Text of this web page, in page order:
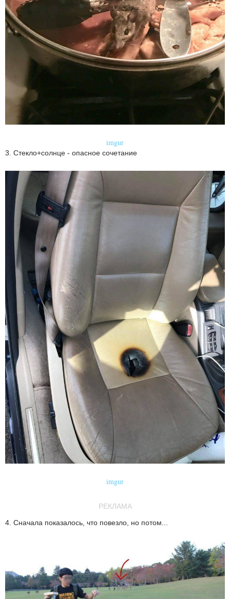
imgur
3. Стекло+солнце - опасное сочетание
imgur
РЕКЛАМА
4. Сначала показалось, что повезло, но потом...